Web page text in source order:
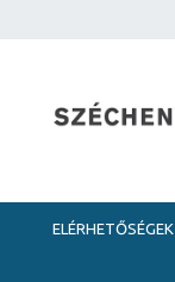
ELÉRHETŐSÉGEK